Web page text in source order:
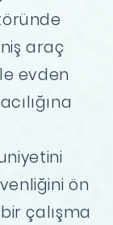
araç
evden
ön
çalışma